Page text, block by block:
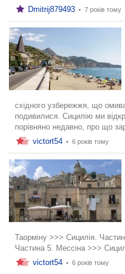
Dmitrij879493 • 7 років тому
східного узбережжя, що
подивилися. Сицилію ми відкрили для подорожей та відпочинку
порівняно недавно, про що
victort54 • 6 років тому
Таорміну >>> Сицилія.
Частина 5. Мессіна >>>
victort54 • 6 років тому